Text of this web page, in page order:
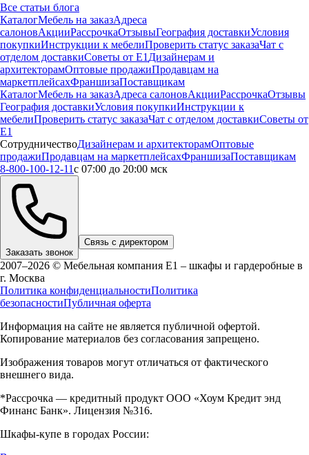
Все статьи блога
КаталогМебель на заказАдреса
салоновАкцииРассрочкаОтзывыГеография доставкиУсловия
покупкиИнструкции к мебелиПроверить статус заказаЧат с
отделом доставкиСоветы от Е1 Дизайнерам и
архитекторамОптовые продажиПродавцам на
маркетплейсахФраншизаПоставщикам
КаталогМебель на заказАдреса салоновАкцииРассрочкаОтзывы
География доставкиУсловия покупкиИнструкции к
мебелиПроверить статус заказаЧат с отделом доставкиСоветы от
Е1
СотрудничествоДизайнерам и архитекторамОптовые
продажиПродавцам на маркетплейсахФраншизаПоставщикам
8-800-100-12-11с 07:00 до 20:00 мск
Заказать звонок
Связь с директором
2007–2026 © Мебельная компания Е1 – шкафы и гардеробные в
г. Москва
Политика конфиденциальностиПолитика
безопасностиПубличная оферта
Информация на сайте не является публичной офертой.
Копирование материалов без согласования запрещено.
Изображения товаров могут отличаться от фактического
внешнего вида.
*Рассрочка — кредитный продукт ООО «Хоум Кредит энд
Финанс Банк». Лицензия №316.
Шкафы-купе в городах России: